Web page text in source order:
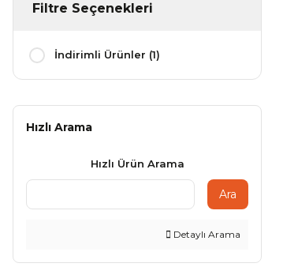
Filtre Seçenekleri
İndirimli Ürünler (1)
Hızlı Arama
Hızlı Ürün Arama
Ara
Detaylı Arama